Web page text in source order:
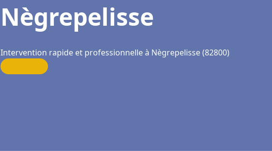
Nègrepelisse
Intervention rapide et professionnelle à Nègrepelisse (82800)